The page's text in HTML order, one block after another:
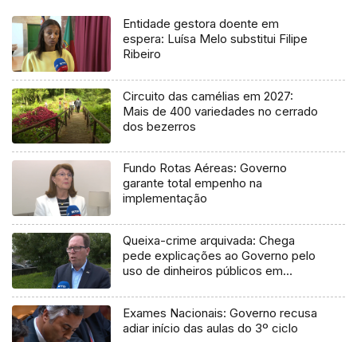
Entidade gestora doente em
espera: Luísa Melo substitui Filipe
Ribeiro
Circuito das camélias em 2027:
Mais de 400 variedades no cerrado
dos bezerros
Fundo Rotas Aéreas: Governo
garante total empenho na
implementação
Queixa-crime arquivada: Chega
pede explicações ao Governo pelo
uso de dinheiros públicos em
Exames Nacionais: Governo recusa
adiar início das aulas do 3º ciclo